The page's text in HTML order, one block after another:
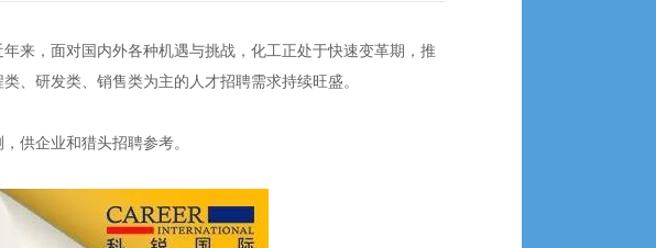
来，面对国内外各种机遇与挑战，化工正处于快速变革期，推
、研发类、销售类为主的人才招聘需求持续旺盛。
供企业和猎头招聘参考。